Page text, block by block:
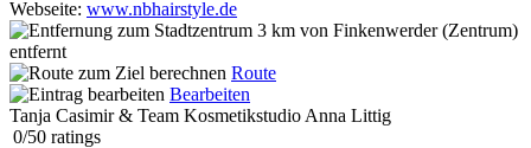
Webseite: www.nbhairstyle.de
3 km von Finkenwerder (Zentrum)
entfernt
Route
Bearbeiten
Tanja Casimir & Team Kosmetikstudio Anna Littig
0/50 ratings